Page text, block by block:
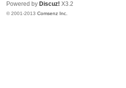
Powered by Discuz! X3.2
© 2001-2013Comsenz Inc.